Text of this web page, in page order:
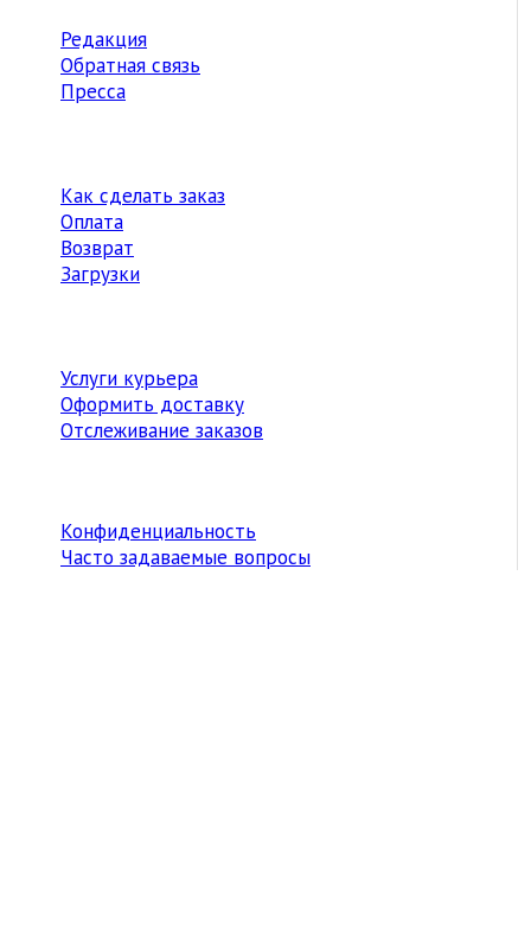
Редакция
Обратная связь
Пресса
Как сделать заказ
Оплата
Возврат
Загрузки
Услуги курьера
Оформить доставку
Отслеживание заказов
Конфиденциальность
Часто задаваемые вопросы